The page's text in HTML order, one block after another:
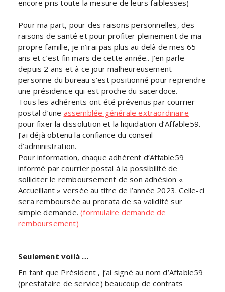
encore pris toute la mesure de leurs faiblesses)
Pour ma part, pour des raisons personnelles, des
raisons de santé et pour profiter pleinement de ma
propre famille, je n’irai pas plus au delà de mes 65
ans et c’est fin mars de cette année.. J’en parle
depuis 2 ans et à ce jour malheureusement
personne du bureau s’est positionné pour reprendre
une présidence qui est proche du sacerdoce.
Tous les adhérents ont été prévenus par courrier
postal d’une assemblée générale extraordinaire
pour fixer la dissolution et la liquidation d’Affable59.
J’ai déjà obtenu la confiance du conseil
d’administration.
Pour information, chaque adhérent d’Affable59
informé par courrier postal à la possibilité de
solliciter le remboursement de son adhésion «
Accueillant » versée au titre de l’année 2023. Celle-ci
sera remboursée au prorata de sa validité sur
simple demande.(formulaire demande de
remboursement)
Seulement voilà …
En tant que Président , j’ai signé au nom d’Affable59
(prestataire de service) beaucoup de contrats